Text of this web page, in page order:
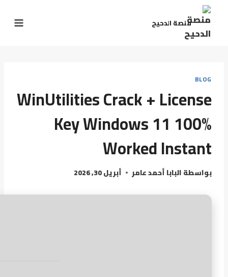
منصة الدحيح
BLOG
WinUtilities Crack + License
Key Windows 11 100%
Worked Instant
بواسطةالبابا أحمد عامر أبريل 30, 2026